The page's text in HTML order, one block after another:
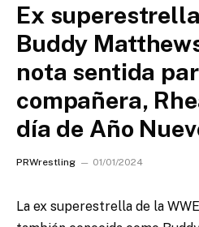
Ex
Buddy
nota sentida
compañera,
día de Año
PRWrestling 01/01/2024
La ex superestrella de la